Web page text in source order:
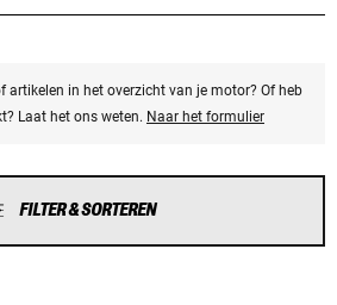
artikelen in het overzicht van je motor? Of heb
Laat het ons weten. Naar het formulier
FILTER & SORTEREN